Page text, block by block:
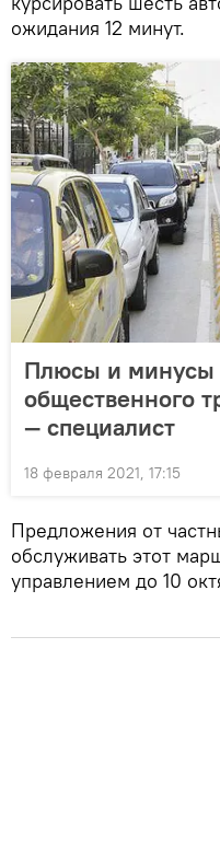
ожидания 12 минут.
Плюсы и минусы
общественного
— специалист
18 февраля 2021, 17:15
Предложения от
обслуживать этот
управлением до 10